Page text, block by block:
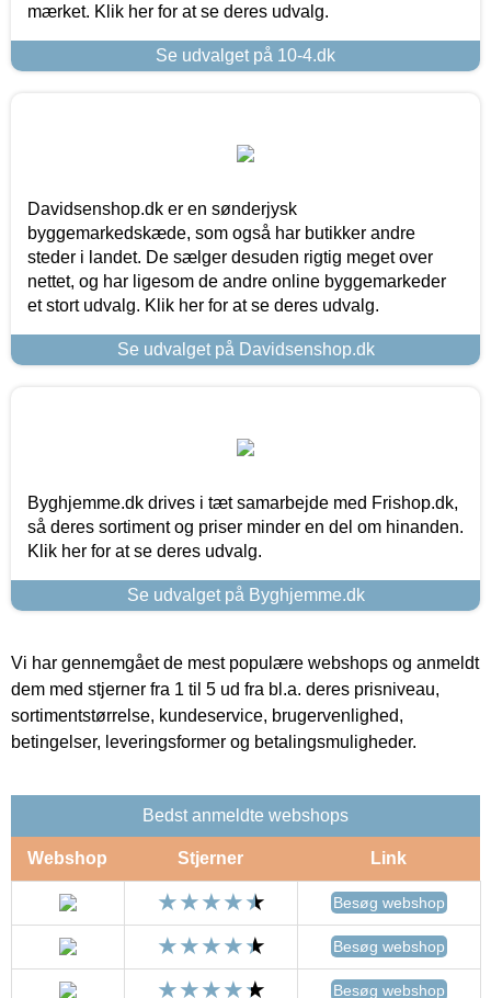
mærket. Klik her for at se deres udvalg.
Se udvalget på 10-4.dk
Davidsenshop.dk er en sønderjysk
byggemarkedskæde, som også har butikker andre
steder i landet. De sælger desuden rigtig meget over
nettet, og har ligesom de andre online byggemarkeder
et stort udvalg. Klik her for at se deres udvalg.
Se udvalget på Davidsenshop.dk
Byghjemme.dk drives i tæt samarbejde med Frishop.dk,
så deres sortiment og priser minder en del om hinanden.
Klik her for at se deres udvalg.
Se udvalget på Byghjemme.dk
Vi har gennemgået de mest populære webshops og anmeldt
dem med stjerner fra 1 til 5 ud fra bl.a. deres prisniveau,
sortimentstørrelse, kundeservice, brugervenlighed,
betingelser, leveringsformer og betalingsmuligheder.
Bedst anmeldte webshops
Webshop Stjerner Link
Besøg webshop
Besøg webshop
Besøg webshop